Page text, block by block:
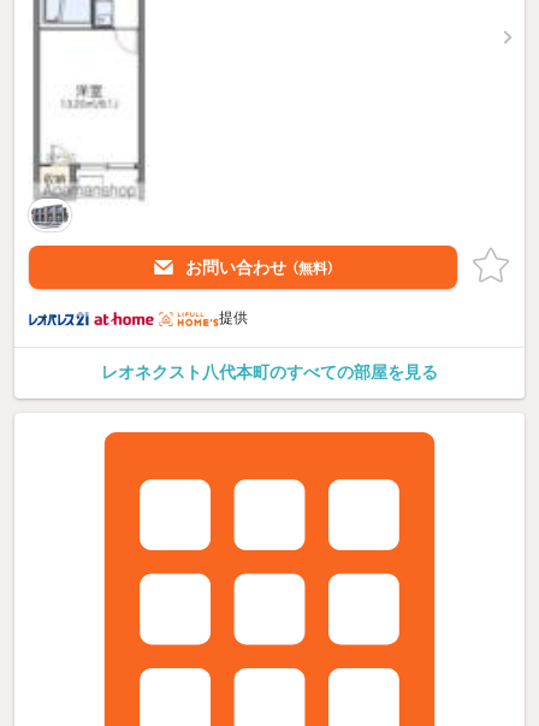
お問い合わせ （無料）
提供
レオネクスト八代本町のすべての部屋を見る